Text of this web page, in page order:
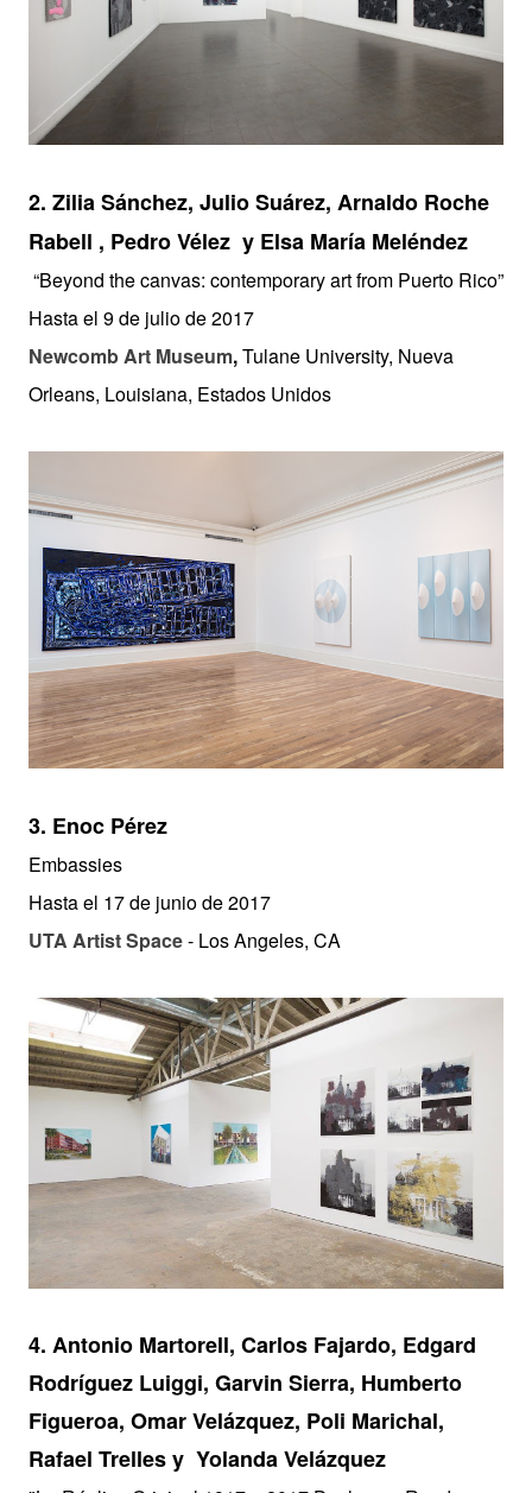
2. Zilia Sánchez, Julio Suárez, Arnaldo Roche
Rabell , Pedro Vélez y Elsa María Meléndez
“Beyond the canvas: contemporary art from Puerto Rico”
Hasta el 9 de julio de 2017
Newcomb Art Museum,Tulane University, Nueva
Orleans, Louisiana, Estados Unidos
3. Enoc Pérez
Embassies
Hasta el 17 de junio de 2017
UTA Artist Space- Los Angeles, CA
4. Antonio Martorell, Carlos Fajardo, Edgard
Rodríguez Luiggi, Garvin Sierra, Humberto
Figueroa, Omar Velázquez, Poli Marichal,
Rafael Trelles y Yolanda Velázquez